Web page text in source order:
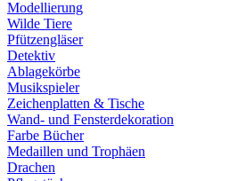
Modellierung
Wilde Tiere
Pfützengläser
Detektiv
Ablagekörbe
Musikspieler
Zeichenplatten & Tische
Wand- und Fensterdekoration
Farbe Bücher
Medaillen und Trophäen
Drachen